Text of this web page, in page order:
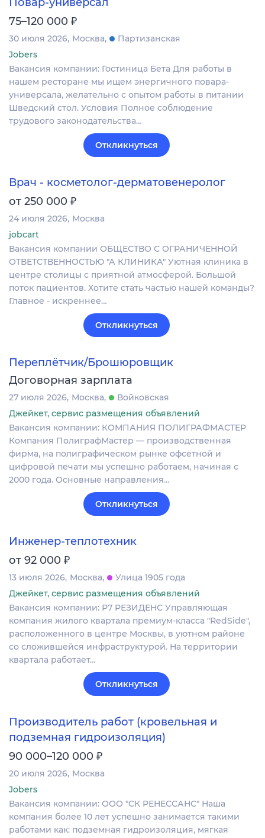
75–120 000 ₽
30 июля 2026 Москва
Партизанская
Jobers
Вакансия компании: Гостиница Бета Для работы в
нашем ресторане мы ищем энергичного повара-
универсала, желательно с опытом работы в питании
Шведский стол. Условия Полное соблюдение
трудового законодательства…
Откликнуться
Врач - косметолог-дерматовенеролог
от 250 000 ₽
24 июля 2026 Москва
jobcart
Вакансия компании ОБЩЕСТВО С ОГРАНИЧЕННОЙ
ОТВЕТСТВЕННОСТЬЮ "А КЛИНИКА" Уютная клиника в
центре столицы с приятной атмосферой. Большой
поток пациентов. Хотите стать частью нашей команды?
Главное - искреннее…
Откликнуться
Переплётчик/Брошюровщик
Договорная зарплата
27 июля 2026 Москва
Войковская
Джейкет, сервис размещения объявлений
Вакансия компании: КОМПАНИЯ ПОЛИГРАФМАСТЕР
Компания ПолиграфМастер — производственная
фирма, на полиграфическом рынке офсетной и
цифровой печати мы успешно работаем, начиная с
2000 года. Основные направления…
Откликнуться
Инженер-теплотехник
от 92 000 ₽
13 июля 2026 Москва
Улица 1905 года
Джейкет, сервис размещения объявлений
Вакансия компании: Р7 РЕЗИДЕНС Управляющая
компания жилого квартала премиум-класса "RedSide",
расположенного в центре Москвы, в уютном районе
со сложившейся инфраструктурой. На территории
квартала работает…
Откликнуться
Производитель работ (кровельная и
подземная гидроизоляция)
90 000–120 000 ₽
20 июля 2026 Москва
Jobers
Вакансия компании: ООО "СК РЕНЕССАНС" Наша
компания более 10 лет успешно занимается такими
работами как: подземная гидроизоляция, мягкая